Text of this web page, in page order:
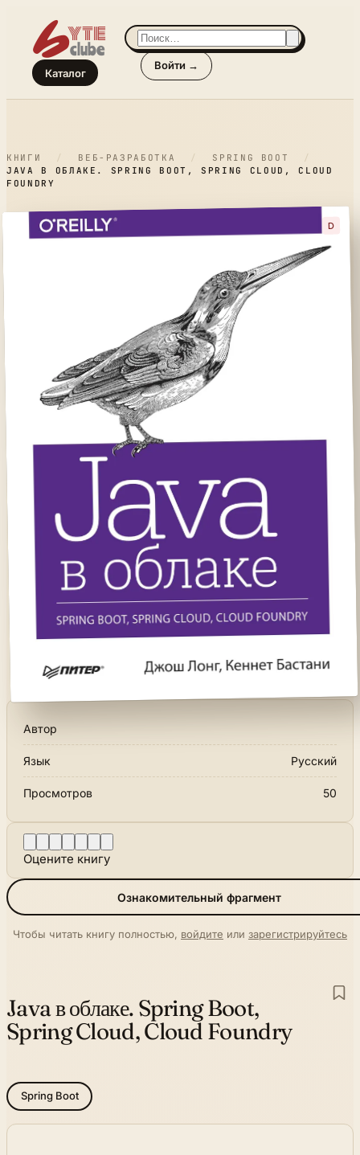
Каталог
Войти →
КНИГИ / ВЕБ-РАЗРАБОТКА / SPRING BOOT
/
JAVA В ОБЛАКЕ. SPRING BOOT, SPRING CLOUD, CLOUD
FOUNDRY
D
Автор
Язык Русский
Просмотров 50
Оцените книгу
Ознакомительный фрагмент
Чтобы читать книгу полностью, войдите или зарегистрируйтесь
Java в облаке. Spring Boot,
Spring Cloud, Cloud Foundry
Spring Boot